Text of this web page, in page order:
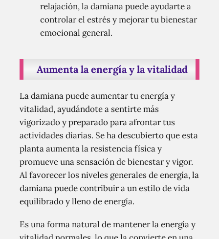
relajación, la damiana puede ayudarte a
controlar el estrés y mejorar tu bienestar
emocional general.
Aumenta la energía y la vitalidad
La damiana puede aumentar tu energía y
vitalidad, ayudándote a sentirte más
vigorizado y preparado para afrontar tus
actividades diarias. Se ha descubierto que esta
planta aumenta la resistencia física y
promueve una sensación de bienestar y vigor.
Al favorecer los niveles generales de energía, la
damiana puede contribuir a un estilo de vida
equilibrado y lleno de energía.
Es una forma natural de mantener la energía y